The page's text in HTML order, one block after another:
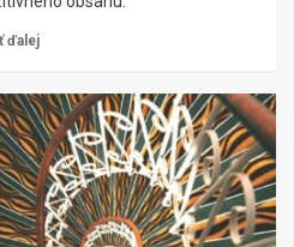
ďalej